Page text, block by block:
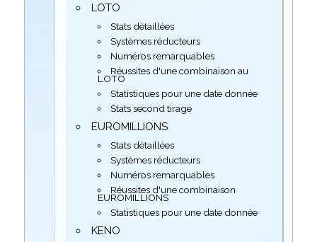
LOTO
Stats détaillées
Systèmes réducteurs
Numéros remarquables
Réussites d'une combinaison au
LOTO
Statistiques pour une date donnée
Stats second tirage
EUROMILLIONS
Stats détaillées
Systèmes réducteurs
Numéros remarquables
Réussites d'une combinaison
EUROMILLIONS
Statistiques pour une date donnée
KENO